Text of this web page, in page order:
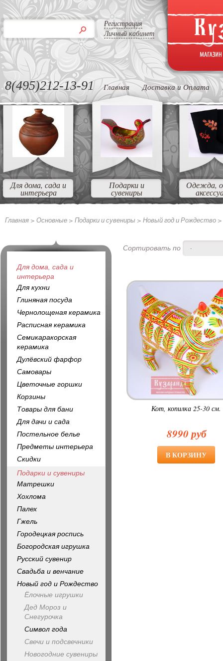
Регистрация
Личный кабинет
8(495)212-13-91 Главная Доставка и Оплата
Для дома, сада и
интерьера
Подарки и
сувениры
Одежда,
Главная > Основные > Подарки и сувениры > Новый год и Рождество >
Сортировать по -
Кот, копилка 25-30 см.
8990 руб
Для дома, сада и
интерьера
Для кухни
Глиняная посуда
Чернолощеная керамика
Расписная керамика
Семикаракорская
керамика
Дулёвский фарфор
Самовары
Цветочные горшки
Корзины
Товары для бани
Для дачи и сада
Постельное белье
Предметы интерьера
Скидки
Подарки и сувениры
Матрешки
Хохлома
Палех
Гжель
Городецкая роспись
Богородская игрушка
Русский сувенир
Свадьба и венчание
Новый год и Рождество
Ёлочные игрушки
Дед Мороз и
Снегурочка
Символ года
Свечи и подсвечники
Новогодние сувениры